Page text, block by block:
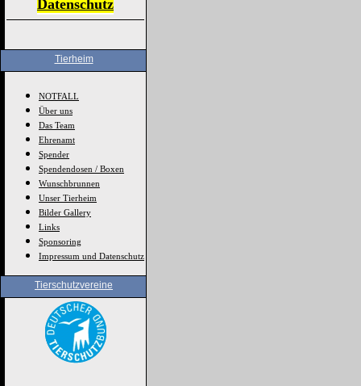
Datenschutz
Tierheim
NOTFALL
Über uns
Das Team
Ehrenamt
Spender
Spendendosen / Boxen
Wunschbrunnen
Unser Tierheim
Bilder Gallery
Links
Sponsoring
Impressum und Datenschutz
Tierschutzvereine